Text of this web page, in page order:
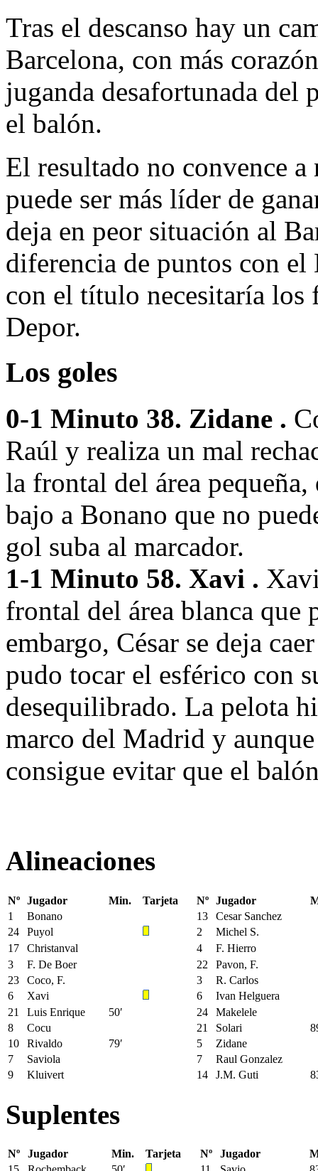
Tras el descanso hay un
Barcelona, con más
juganda desafortunada del
el balón.
El resultado no convence
puede ser más líder de
deja en peor situación al
diferencia de puntos con
con el título necesitaría
Depor.
Los goles
0-1 Minuto 38. Zidane .
Raúl y realiza un mal
la frontal del área
bajo a Bonano que no
gol suba al marcador.
1-1 Minuto 58. Xavi .
frontal del área blanca que
embargo, César se deja
pudo tocar el esférico con
desequilibrado. La pelota
marco del Madrid y
consigue evitar que el
Alineaciones
Nº Jugador Min. Tarjeta Nº Jugador
1
Bonano 13
Cesar Sanchez
24
Puyol 2
Michel S.
17
Christanval 4
F. Hierro
3
F. De Boer 22
Pavon, F.
23
Coco, F. 3
R. Carlos
6
Xavi 6
Ivan Helguera
21
Luis Enrique 50′ 24
Makelele
8
Cocu 21 Solari
10
Rivaldo 79′ 5
Zidane
7
Saviola 7
Raul Gonzalez
9
Kluivert 14 J.M. Guti
Suplentes
Nº Jugador Min. Tarjeta Nº Jugador